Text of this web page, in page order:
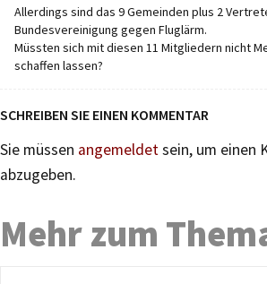
Allerdings sind das 9 Gemeinden plus 2
Bundesvereinigung gegen Fluglärm.
Müssten sich mit diesen 11 Mitgliedern nicht
schaffen lassen?
SCHREIBEN SIE EINEN KOMMENTAR
Sie müssen angemeldetsein, um einen
abzugeben.
Mehr zum